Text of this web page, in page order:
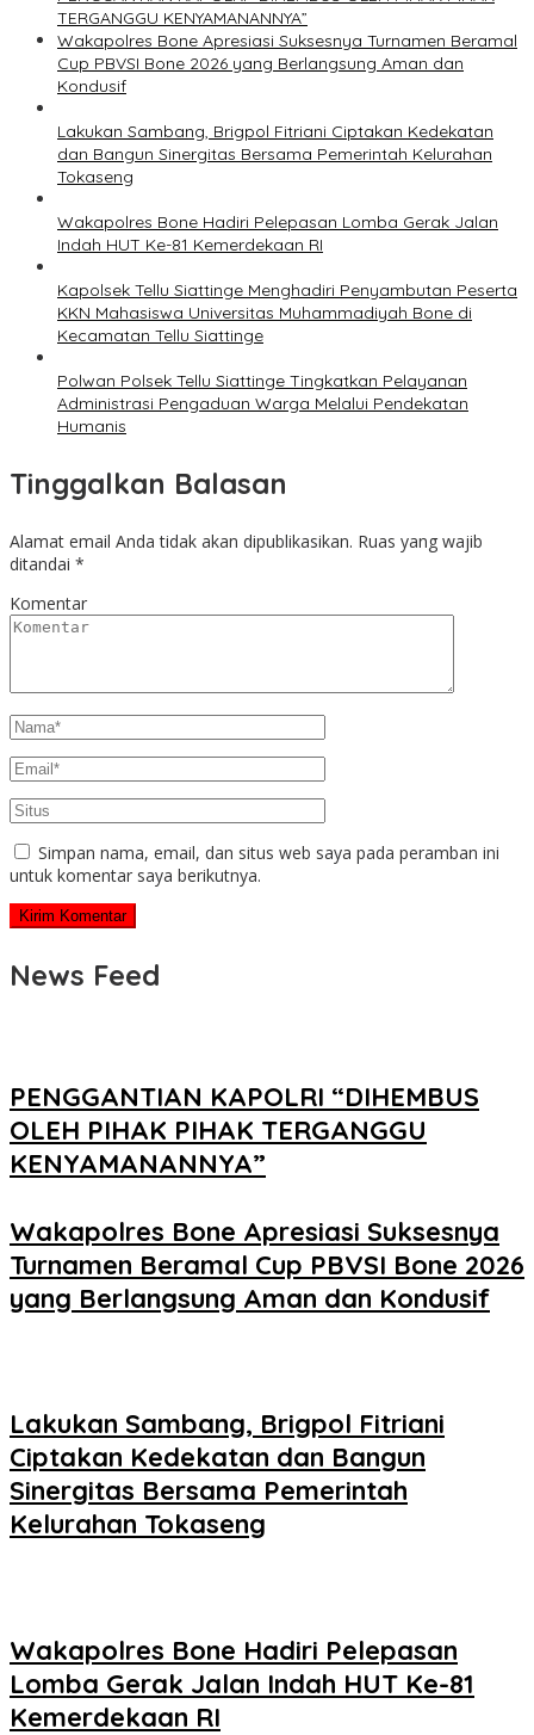
TERGANGGU KENYAMANANNYA”
Wakapolres Bone Apresiasi Suksesnya Turnamen Beramal
Cup PBVSI Bone 2026 yang Berlangsung Aman dan
Kondusif
Lakukan Sambang, Brigpol Fitriani Ciptakan Kedekatan
dan Bangun Sinergitas Bersama Pemerintah Kelurahan
Tokaseng
Wakapolres Bone Hadiri Pelepasan Lomba Gerak Jalan
Indah HUT Ke-81 Kemerdekaan RI
Kapolsek Tellu Siattinge Menghadiri Penyambutan Peserta
KKN Mahasiswa Universitas Muhammadiyah Bone di
Kecamatan Tellu Siattinge
Polwan Polsek Tellu Siattinge Tingkatkan Pelayanan
Administrasi Pengaduan Warga Melalui Pendekatan
Humanis
Tinggalkan Balasan
Alamat email Anda tidak akan dipublikasikan. Ruas yang wajib
ditandai *
Komentar
Simpan nama, email, dan situs web saya pada peramban ini
untuk komentar saya berikutnya.
News Feed
PENGGANTIAN KAPOLRI “DIHEMBUS
OLEH PIHAK PIHAK TERGANGGU
KENYAMANANNYA”
Wakapolres Bone Apresiasi Suksesnya
Turnamen Beramal Cup PBVSI Bone 2026
yang Berlangsung Aman dan Kondusif
Lakukan Sambang, Brigpol Fitriani
Ciptakan Kedekatan dan Bangun
Sinergitas Bersama Pemerintah
Kelurahan Tokaseng
Wakapolres Bone Hadiri Pelepasan
Lomba Gerak Jalan Indah HUT Ke-81
Kemerdekaan RI